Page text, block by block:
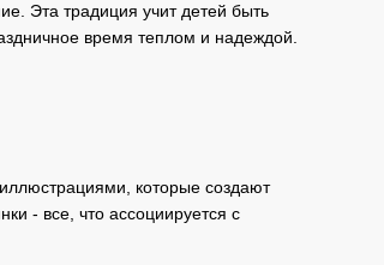
Эта традиция учит детей быть
время теплом и надеждой.
которые создают
- все, что ассоциируется с